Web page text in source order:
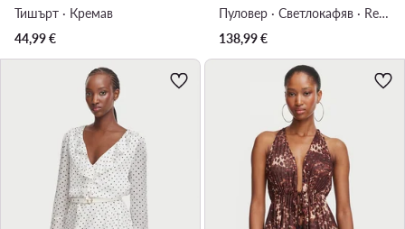
Тишърт · Кремав
44,99€
Пуловер · Светлокафяв · Regular Fit
138,99€